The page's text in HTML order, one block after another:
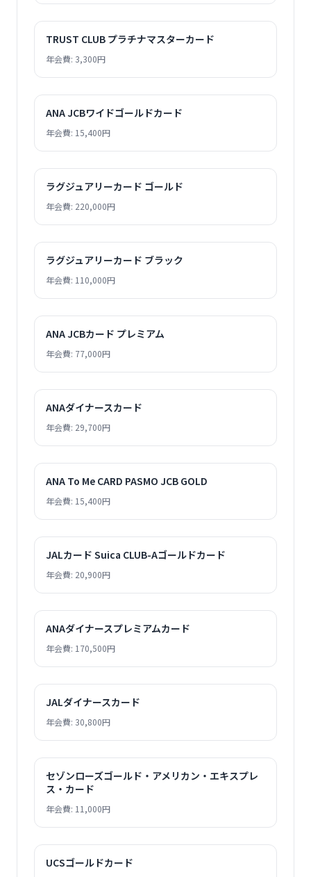
TRUST CLUB プラチナマスターカード
年会費: 3,300円
ANA JCBワイドゴールドカード
年会費: 15,400円
ラグジュアリーカード ゴールド
年会費: 220,000円
ラグジュアリーカード ブラック
年会費: 110,000円
ANA JCBカード プレミアム
年会費: 77,000円
ANAダイナースカード
年会費: 29,700円
ANA To Me CARD PASMO JCB GOLD
年会費: 15,400円
JALカード Suica CLUB-Aゴールドカード
年会費: 20,900円
ANAダイナースプレミアムカード
年会費: 170,500円
JALダイナースカード
年会費: 30,800円
セゾンローズゴールド・アメリカン・エキスプレ
ス・カード
年会費: 11,000円
UCSゴールドカード